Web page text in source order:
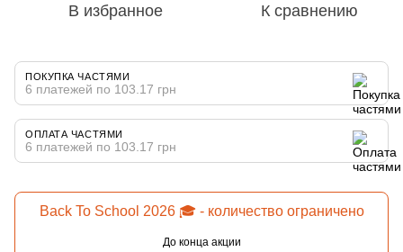
В избранное К сравнению
ПОКУПКА ЧАСТЯМИ
6 платежей по 103.17 грн
ОПЛАТА ЧАСТЯМИ
6 платежей по 103.17 грн
Back To School 2026 🎓 - количество ограничено
До конца акции